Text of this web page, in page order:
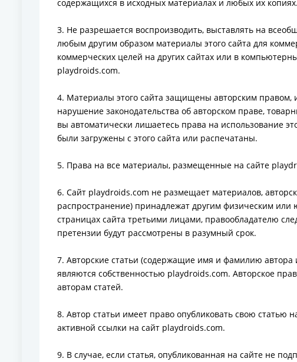
содержащихся в исходных материалах и любых их копиях.
3. Не разрешается воспроизводить, выставлять на
любым другим образом материалы этого сайта для
коммерческих целей на других сайтах или в
playdroids.com.
4. Материалы этого сайта защищены авторским
нарушение законодательства об авторском праве,
вы автоматически лишаетесь права на использование
были загружены с этого cайта или распечатаны.
5. Права на все материалы, размещенные на сайте
6. Сайт playdroids.com не размещает материалов,
распространение) принадлежат другим физическим
страницах сайта третьими лицами, правообладателю
претензии будут рассмотрены в разумный срок.
7. Авторские статьи (содержащие имя и фамилию
являются собственностью playdroids.com. Авторское
авторам статей.
8. Автор статьи имеет право опубликовать свою
активной ссылки на сайт playdroids.com.
9. В случае, если статья, опубликованная на сайте не